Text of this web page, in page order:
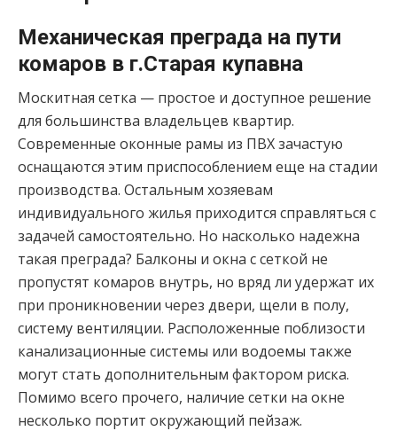
Механическая преграда на пути
комаров в г.Старая купавна
Москитная сетка — простое и доступное решение
для большинства владельцев квартир.
Современные оконные рамы из ПВХ зачастую
оснащаются этим приспособлением еще на стадии
производства. Остальным хозяевам
индивидуального жилья приходится справляться с
задачей самостоятельно. Но насколько надежна
такая преграда? Балконы и окна с сеткой не
пропустят комаров внутрь, но вряд ли удержат их
при проникновении через двери, щели в полу,
систему вентиляции. Расположенные поблизости
канализационные системы или водоемы также
могут стать дополнительным фактором риска.
Помимо всего прочего, наличие сетки на окне
несколько портит окружающий пейзаж.